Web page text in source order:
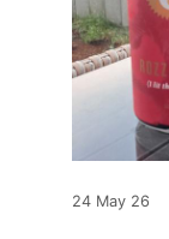
24 May 26